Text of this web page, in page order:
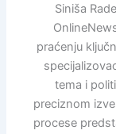
Siniša
praćenju
tema i
preciznom
procese